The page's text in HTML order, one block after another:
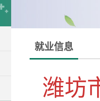
就业信息
潍坊